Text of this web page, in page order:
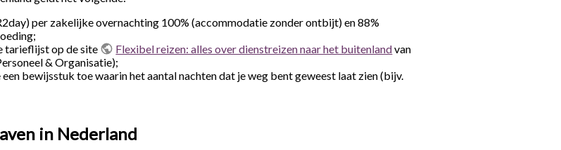
per zakelijke overnachting 100% (accommodatie zonder ontbijt) en 88%
tarieflijst op de site
Flexibel reizen: alles over dienstreizen naar het buitenlandvan
& Organisatie);
bewijsstuk toe waarin het aantal nachten dat je weg bent geweest laat zien (bijv.
in Nederland